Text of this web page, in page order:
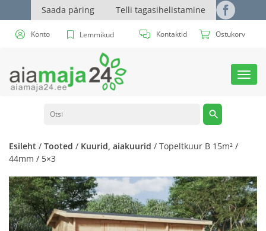
Saada päring Telli tagasihelistamine
Konto Lemmikud Kontaktid Ostukorv
Esileht / Tooted / Kuurid, aiakuurid / Topeltkuur B 15m² /
44mm / 5×3